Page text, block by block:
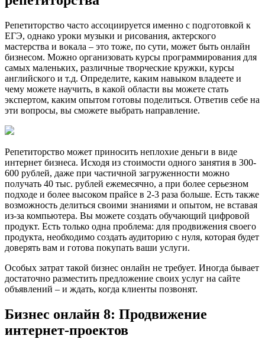
Репетиторство часто ассоциируется именно с подготовкой к
ЕГЭ, однако уроки музыки и рисования, актерского
мастерства и вокала – это тоже, по сути, может быть онлайн
бизнесом. Можно организовать курсы программирования для
самых маленьких, различные творческие кружки, курсы
английского и т.д. Определите, каким навыком владеете и
чему можете научить, в какой области вы можете стать
экспертом, каким опытом готовы поделиться. Ответив себе на
эти вопросы, вы сможете выбрать направление.
Репетиторство может приносить неплохие деньги в виде
интернет бизнеса. Исходя из стоимости одного занятия в 300-
600 рублей, даже при частичной загруженности можно
получать 40 тыс. рублей ежемесячно, а при более серьезном
подходе и более высоком прайсе в 2-3 раза больше. Есть также
возможность делиться своими знаниями и опытом, не вставая
из-за компьютера. Вы можете создать обучающий цифровой
продукт. Есть только одна проблема: для продвижения своего
продукта, необходимо создать аудиторию с нуля, которая будет
доверять вам и готова покупать ваши услуги.
Особых затрат такой бизнес онлайн не требует. Иногда бывает
достаточно разместить предложение своих услуг на сайте
объявлений – и ждать, когда клиенты позвонят.
Бизнес онлайн 8: Продвижение
интернет-проектов